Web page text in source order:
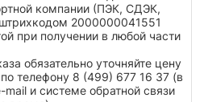
компании (ПЭК, СДЭК,
2000000041551
при получении в любой части
обязательно уточняйте цену
телефону 8 (499) 677 16 37 (в
и системе обратной связи